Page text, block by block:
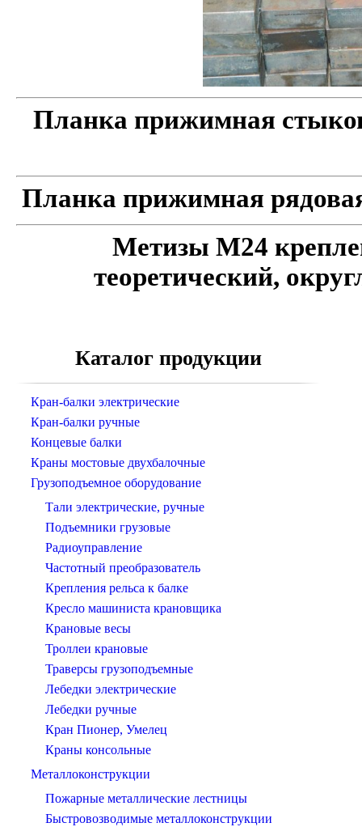
Планка прижимная
Планка прижимная
Метизы М24
теоретический,
Каталог продукции
Кран-балки электрические
Кран-балки ручные
Концевые балки
Краны мостовые двухбалочные
Грузоподъемное оборудование
Тали электрические, ручные
Подъемники грузовые
Радиоуправление
Частотный преобразователь
Крепления рельса к балке
Кресло машиниста крановщика
Крановые весы
Троллеи крановые
Траверсы грузоподъемные
Лебедки электрические
Лебедки ручные
Кран Пионер, Умелец
Краны консольные
Металлоконструкции
Пожарные металлические лестницы
Быстровозводимые металлоконструкции